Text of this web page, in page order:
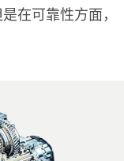
在可靠性方面，